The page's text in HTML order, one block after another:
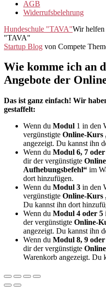
AGB
Widerrufsbelehrung
Hundeschule "TAVA"Wir helfen
"TAVA"
Startup Blog von Compete
Wie komme ich an
Angebote der
Das ist ganz einfach! Wir
gestaffelt:
Wenn du Modul 1 in den
vergünstigte Online-Kurs
angezeigt. Du kannst ihn
Wenn du Modul 6, 7 oder
dir der vergünstigte
Aufhebungsbefehl“ im
dort hinzufügen.
Wenn du Modul 3 in den
vergünstigte Online-Kurs
Du kannst ihn dort
Wenn du Modul 4 oder 5
der vergünstigte Online-
angezeigt. Du kannst ihn
Wenn du Modul 8, 9 oder
dir der vergünstigte
Warenkorb angezeigt. Du